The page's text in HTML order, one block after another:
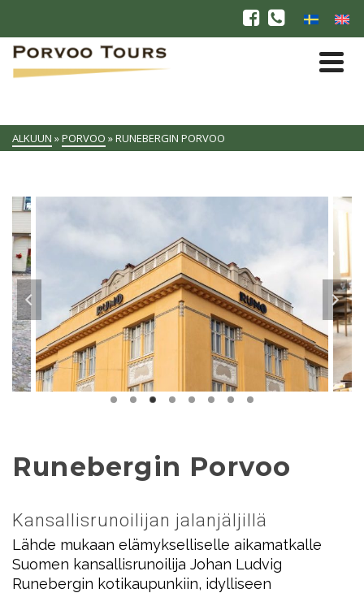
ALKUUN »PORVOO »RUNEBERGIN PORVOO
Runebergin Porvoo
Kansallisrunoilijan jalanjäljillä
Lähde mukaan elämykselliselle aikamatkalle
Suomen kansallisrunoilija Johan Ludvig
Runebergin kotikaupunkiin, idylliseen